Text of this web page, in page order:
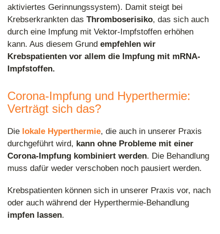
aktiviertes Gerinnungssystem). Damit steigt bei
Krebserkrankten das Thromboserisiko, das sich auch
durch eine Impfung mit Vektor-Impfstoffen erhöhen
kann. Aus diesem Grund empfehlen wir
Krebspatienten vor allem die Impfung mit mRNA-
Impfstoffen.
Corona-Impfung und Hyperthermie:
Verträgt sich das?
Die lokale Hyperthermie, die auch in unserer Praxis
durchgeführt wird, kann ohne Probleme mit einer
Corona-Impfung kombiniert werden. Die Behandlung
muss dafür weder verschoben noch pausiert werden.
Krebspatienten können sich in unserer Praxis vor, nach
oder auch während der Hyperthermie-Behandlung
impfen lassen.